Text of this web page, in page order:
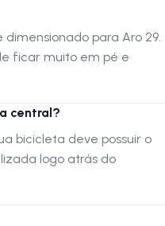
para donos de bicicletas
e segura de estacionamento.
conferem a solidez
estáveis, algo que modelos
no quadro. Além
dimensionado para Aro 29.
ficar muito em pé e
central?
bicicleta deve possuir o
logo atrás do